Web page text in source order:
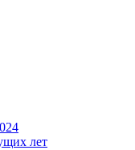
лет